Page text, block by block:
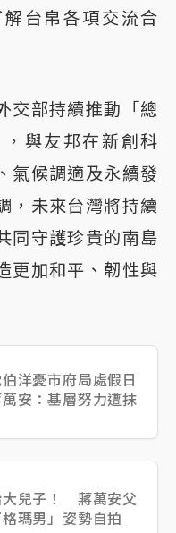
台帛各項交流合
交部持續推動「總
與友邦在新創科
氣候調適及永續發
，未來台灣將持續
同守護珍貴的南島
更加和平、韌性與
洋憂市府局處假日
安：基層努力遭抹
大兒子！ 蔣萬安父
瑪男」姿勢自拍